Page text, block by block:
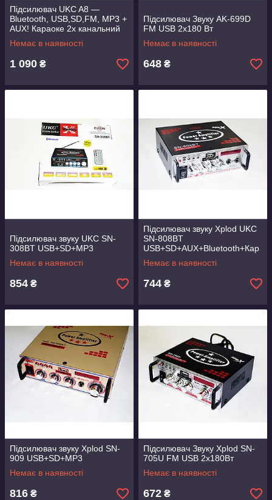
Підсилювач UKC A8 —
Bluetooth, USB,SD,FM, MP3 +
AUX! Караоке 2х канальний
2x120W
Немає в наявності
1 090 ₴
Підсилювач Звуку AK-699D
FM USB 2x180 Вт
Немає в наявності
648 ₴
Підсилювач звуку UKC SN-
308BT USB+SD+MP3
Немає в наявності
854 ₴
Підсилювач звуку Xplod UKC
SN-808BT
USB+SD+AUX+Bluetooth+Кар
аоке
Немає в наявності
744 ₴
Підсилювач звуку Xplod SN-
909 USB+SD+MP3
Немає в наявності
816 ₴
Підсилювач Звуку Xplod SN-
705U FM USB 2х180Вт
Немає в наявності
672 ₴